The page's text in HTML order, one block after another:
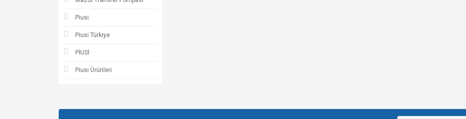
Piusi
Piusi Türkiye
PİUSİ
Piusi Ürünleri